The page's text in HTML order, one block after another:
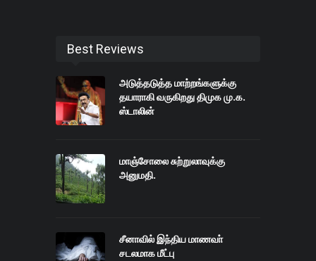
Best Reviews
அடுத்தடுத்த மாற்றங்களுக்கு
தயாராகி வருகிறது திமுக மு.க.
ஸ்டாலின்
மாஞ்சோலை சுற்றுலாவுக்கு
அனுமதி.
சீனாவில் இந்திய மாணவா்
சடலமாக மீட்பு